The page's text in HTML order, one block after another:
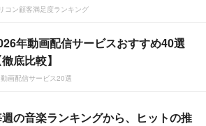
コン顧客満足度ランキング
年動画配信サービスおすすめ40選
徹底比較】
画配信サービス20選
の音楽ランキングから、ヒットの推